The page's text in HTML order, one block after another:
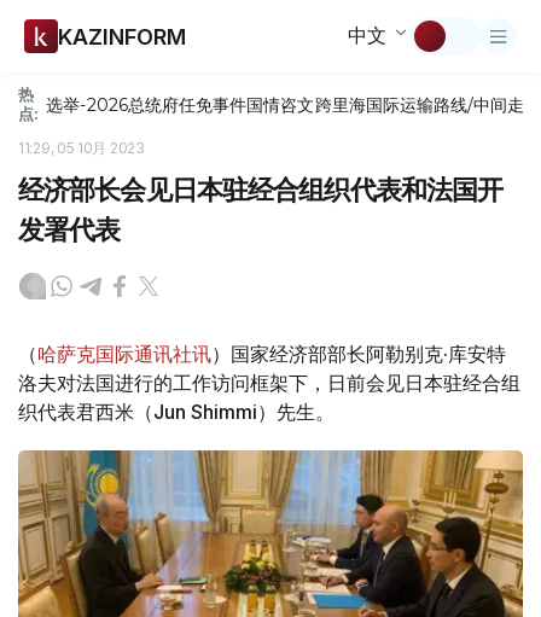
KAZINFORM 中文
热
点: 选举-2026总统府任免事件国情咨文跨里海国际运输路线/中间走廊
11:29, 05 10月 2023
经济部长会见日本驻经合组织代表和法国开
发署代表
（哈萨克国际通讯社讯）国家经济部部长阿勒别克·库安特
洛夫对法国进行的工作访问框架下，日前会见日本驻经合组
织代表君西米（Jun Shimmi）先生。